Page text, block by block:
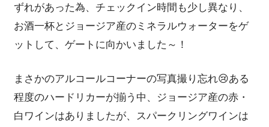
ずれがあった為、チェックイン時間も少し異なり、
お酒一杯とジョージア産のミネラルウォーターをゲ
ットして、ゲートに向かいました～！
まさかのアルコールコーナーの写真撮り忘れ😢ある
程度のハードリカーが揃う中、ジョージア産の赤・
白ワインはありましたが、スパークリングワインは